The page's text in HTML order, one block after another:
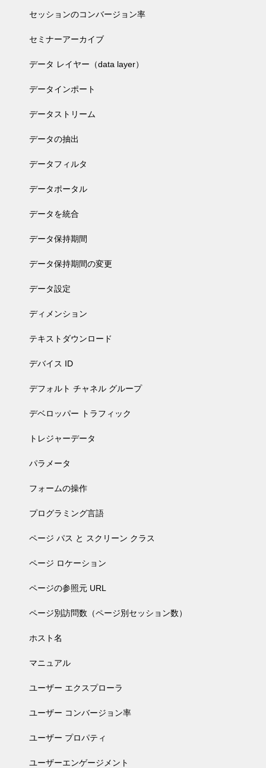
セッションのコンバージョン率
セミナーアーカイブ
データ レイヤー（data layer）
データインポート
データストリーム
データの抽出
データフィルタ
データポータル
データを統合
データ保持期間
データ保持期間の変更
データ設定
ディメンション
テキストダウンロード
デバイス ID
デフォルト チャネル グループ
デベロッパー トラフィック
トレジャーデータ
パラメータ
フォームの操作
プログラミング言語
ページ パス と スクリーン クラス
ページ ロケーション
ページの参照元 URL
ページ別訪問数（ページ別セッション数）
ホスト名
マニュアル
ユーザー エクスプローラ
ユーザー コンバージョン率
ユーザー プロパティ
ユーザーエンゲージメント